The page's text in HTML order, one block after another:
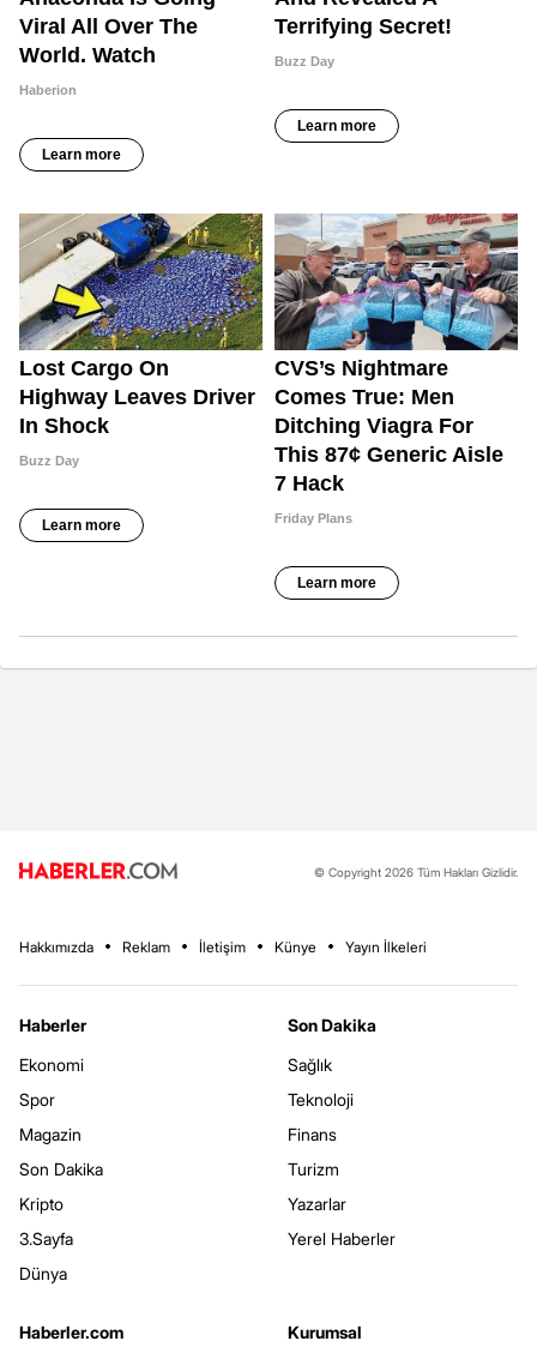
© Copyright 2026 Tüm Hakları Gizlidir.
Hakkımızda Reklam İletişim Künye Yayın İlkeleri
Haberler
Ekonomi
Spor
Magazin
Son Dakika
Kripto
3.Sayfa
Dünya
Son Dakika
Sağlık
Teknoloji
Finans
Turizm
Yazarlar
Yerel Haberler
Haberler.com
Kurumsal